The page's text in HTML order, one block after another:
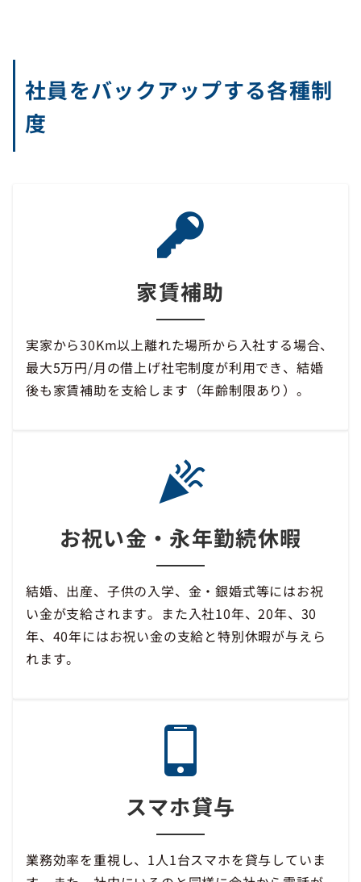
社員をバックアップする各種制
度
家賃補助
実家から30Km以上離れた場所から入社する場合、
最大5万円/月の借上げ社宅制度が利用でき、結婚
後も家賃補助を支給します（年齢制限あり）。
お祝い金・永年勤続休暇
結婚、出産、子供の入学、金・銀婚式等にはお祝
い金が支給されます。また入社10年、20年、30
年、40年にはお祝い金の支給と特別休暇が与えら
れます。
スマホ貸与
業務効率を重視し、1人1台スマホを貸与していま